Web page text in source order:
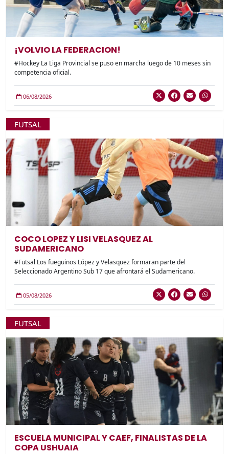
¡VOLVIO LA FEDERACION!
#Hockey La Liga Provincial se puso en marcha luego de 10 meses sin
competencia oficial.
06/08/2026
FUTSAL
COCO LOPEZ Y LISI VELASQUEZ AL
SUDAMERICANO
#Futsal Los fueguinos López y Velasquez formaran parte del
Seleccionado Argentino Sub 17 que afrontará el Sudamericano.
05/08/2026
FUTSAL
ESCUELA MUNICIPAL Y CAEF, FINALISTAS DE LA
COPA USHUAIA